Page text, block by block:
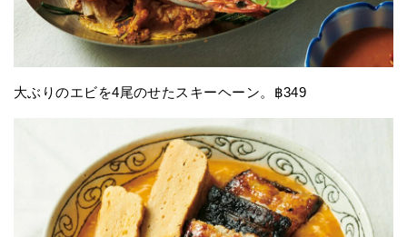
大ぶりのエビを4尾のせたスキーヘーン。฿349